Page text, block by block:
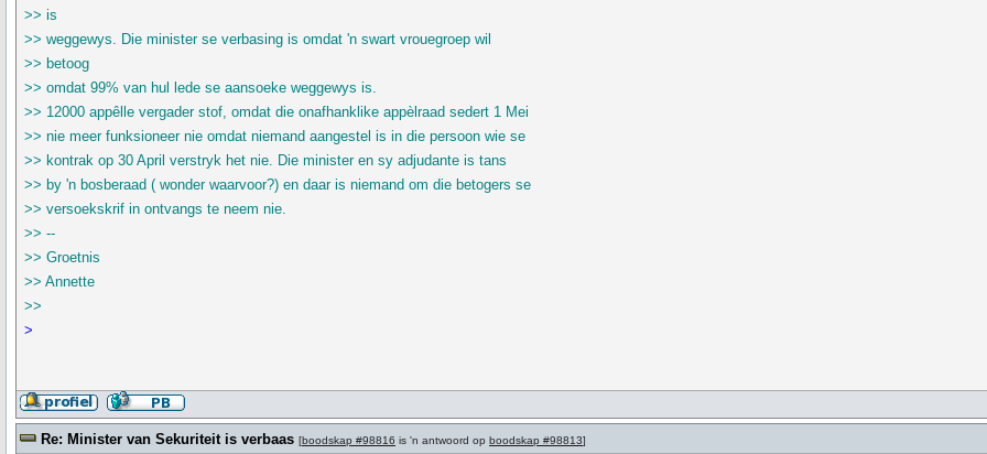
>> is
>> weggewys. Die minister se verbasing is omdat 'n swart vrouegroep wil
>> betoog
>> omdat 99% van hul lede se aansoeke weggewys is.
>> 12000 appêlle vergader stof, omdat die onafhanklike appèlraad sedert 1 Mei
>> nie meer funksioneer nie omdat niemand aangestel is in die persoon wie se
>> kontrak op 30 April verstryk het nie. Die minister en sy adjudante is tans
>> by 'n bosberaad ( wonder waarvoor?) en daar is niemand om die betogers se
>> versoekskrif in ontvangs te neem nie.
>> --
>> Groetnis
>> Annette
>>
>
Re: Minister van Sekuriteit is verbaas [boodskap #98816 is 'n antwoord op boodskap #98813]